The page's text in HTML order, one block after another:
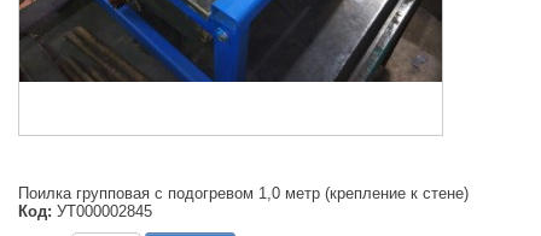
Поилка групповая с подогревом 1,0 метр (крепление к стене)
Код: УТ000002845